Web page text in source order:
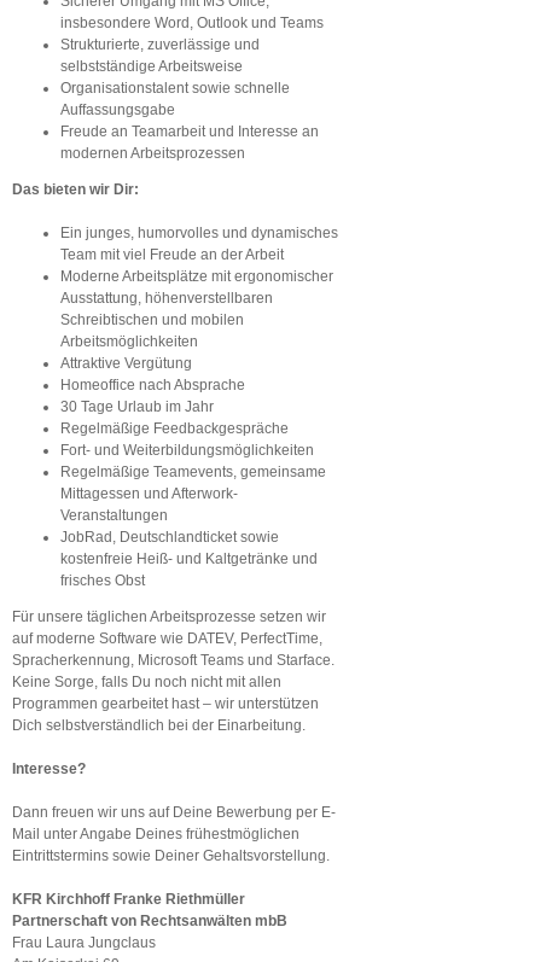
insbesondere Word, Outlook und Teams
Strukturierte, zuverlässige und
selbstständige Arbeitsweise
Organisationstalent sowie schnelle
Auffassungsgabe
Freude an Teamarbeit und Interesse an
modernen Arbeitsprozessen
Das bieten wir Dir:
Ein junges, humorvolles und dynamisches
Team mit viel Freude an der Arbeit
Moderne Arbeitsplätze mit ergonomischer
Ausstattung, höhenverstellbaren
Schreibtischen und mobilen
Arbeitsmöglichkeiten
Attraktive Vergütung
Homeoffice nach Absprache
30 Tage Urlaub im Jahr
Regelmäßige Feedbackgespräche
Fort- und Weiterbildungsmöglichkeiten
Regelmäßige Teamevents, gemeinsame
Mittagessen und Afterwork-
Veranstaltungen
JobRad, Deutschlandticket sowie
kostenfreie Heiß- und Kaltgetränke und
frisches Obst
Für unsere täglichen Arbeitsprozesse setzen wir
auf moderne Software wie DATEV, PerfectTime,
Spracherkennung, Microsoft Teams und Starface.
Keine Sorge, falls Du noch nicht mit allen
Programmen gearbeitet hast – wir unterstützen
Dich selbstverständlich bei der Einarbeitung.
Interesse?
Dann freuen wir uns auf Deine Bewerbung per E-
Mail unter Angabe Deines frühestmöglichen
Eintrittstermins sowie Deiner Gehaltsvorstellung.
KFR Kirchhoff Franke Riethmüller
Partnerschaft von Rechtsanwälten mbB
Frau Laura Jungclaus